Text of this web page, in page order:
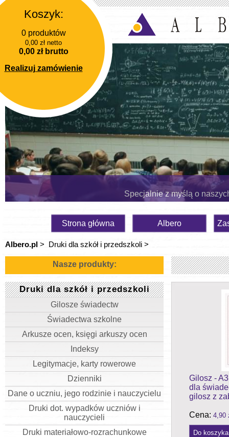
Koszyk:
0 produktów
0,00 zł netto
0,00 zł brutto
Realizuj zamówienie
Specjalnie z myślą o
Strona główna Albero
Albero.pl > Druki dla szkół i przedszkoli >
Nasze produkty:
Druki dla szkół i przedszkoli
Gilosze świadectw
Świadectwa szkolne
Arkusze ocen, księgi arkuszy ocen
Indeksy
Legitymacje, karty rowerowe
Dzienniki
Dane o uczniu, jego rodzinie i nauczycielu
Druki dot. wypadków uczniów i
nauczycieli
Druki materiałowo-rozrachunkowe
Gilosz -
dla
gilosz z
Cena: 4,90